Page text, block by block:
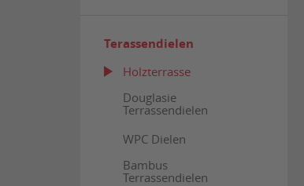
Terassendielen
Holzterrasse
Douglasie
Terrassendielen
WPC Dielen
Bambus
Terrassendielen